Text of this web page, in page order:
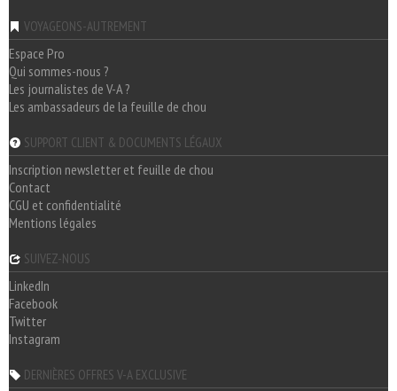
VOYAGEONS-AUTREMENT
Espace Pro
Qui sommes-nous ?
Les journalistes de V-A ?
Les ambassadeurs de la feuille de chou
SUPPORT CLIENT & DOCUMENTS LÉGAUX
Inscription newsletter et feuille de chou
Contact
CGU et confidentialité
Mentions légales
SUIVEZ-NOUS
LinkedIn
Facebook
Twitter
Instagram
DERNIÈRES OFFRES V-A EXCLUSIVE